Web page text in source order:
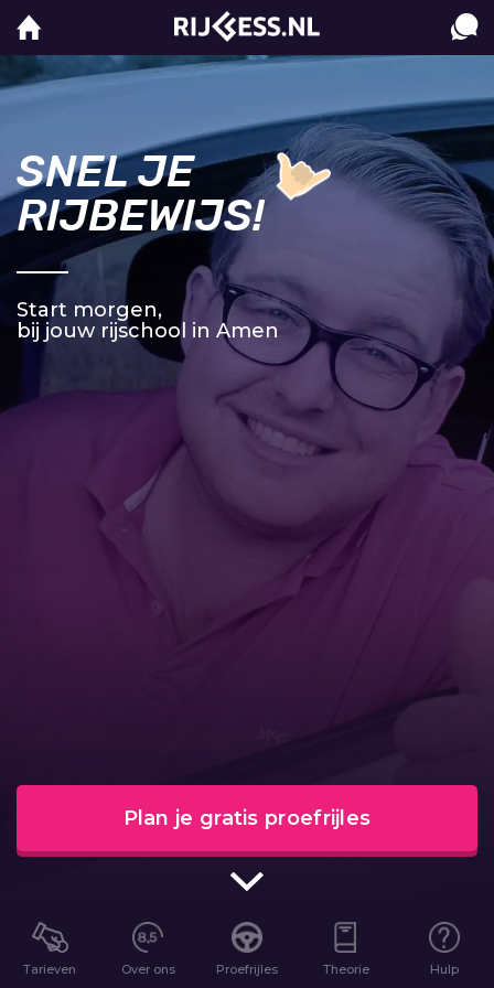
SNEL JE
RIJBEWIJS!
Start morgen,
bij jouw rijschool in Amen
Plan je gratis proefrijles
Tarieven Over ons Proefrijles Theorie Hulp